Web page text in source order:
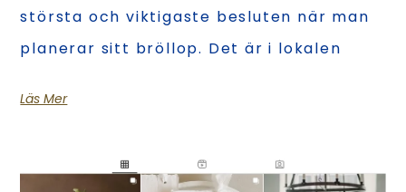
största och viktigaste besluten när man
planerar sitt bröllop. Det är i lokalen
Läs Mer